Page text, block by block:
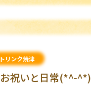
リンク焼津
祝いと日常(*^-^*)